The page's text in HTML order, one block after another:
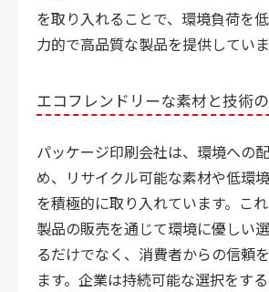
を取り入れることで、環境負荷を
力的で高品質な製品を提供していま
エコフレンドリーな素材と技術
パッケージ印刷会社は、環境への
め、リサイクル可能な素材や低環
を積極的に取り入れています。こ
製品の販売を通じて環境に優しい
るだけでなく、消費者からの信頼
ます。企業は持続可能な選択をす